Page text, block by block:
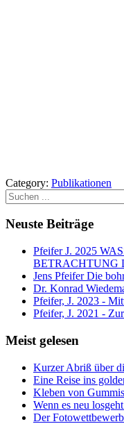
Category: Publikationen
Neuste Beiträge
Pfeifer J. 2025
BETRACHTUNG
Jens Pfeifer Die
Dr. Konrad
Pfeifer, J. 2023 -
Pfeifer, J. 2021 -
Meist gelesen
Kurzer Abriß über
Eine Reise ins
Kleben von
Wenn es neu
Der